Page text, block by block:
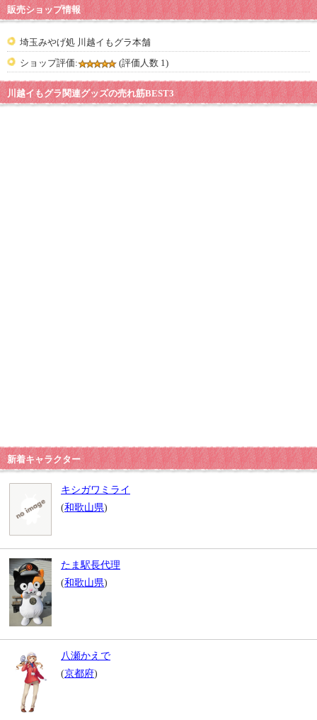
販売ショップ情報
埼玉みやげ処 川越イもグラ本舗
ショップ評価:
(評価人数 1)
川越イもグラ関連グッズの売れ筋BEST3
新着キャラクター
キシガワミライ
(和歌山県)
たま駅長代理
(和歌山県)
八瀬かえで
(京都府)